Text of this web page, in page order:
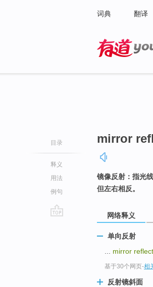
词典 翻译
目录
释义
用法
例句
mirror
镜像反射：指光
但左右相反。
网络释义
单向反射
mirror
基于30个网页-相
反射镜斜面